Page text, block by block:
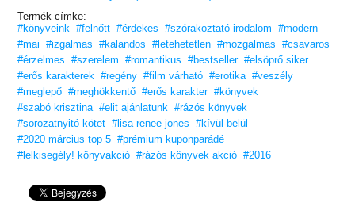
Termék címke:
#könyveink
#felnőtt #érdekes #szórakoztató irodalom
#modern
#mai
#izgalmas #kalandos #letehetetlen #mozgalmas
#csavaros
#érzelmes
#szerelem #romantikus #bestseller #elsöprő siker
#erős karakterek
#regény #film várható #erotika #veszély
#meglepő #meghökkentő #erős karakter #könyvek
#szabó krisztina #elit ajánlatunk
#rázós könyvek
#sorozatnyitó kötet #lisa renee jones
#kívül-belül
#2020 március top 5 #prémium kuponparádé
#lelkisegély! könyvakció #rázós könyvek akció #2016